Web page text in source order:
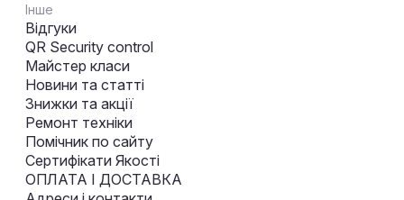
Інше
Відгуки
QR Security control
Майстер класи
Новини та статті
Знижки та акції
Ремонт техніки
Помічник по сайту
Сертифікати Якості
ОПЛАТА І ДОСТАВКА